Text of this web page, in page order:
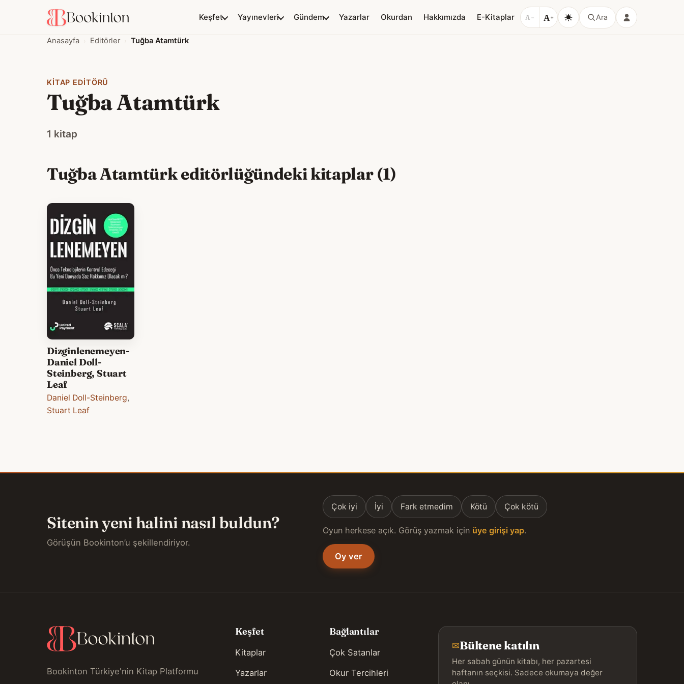
Keşfet Yayınevleri Gündem Yazarlar Okurdan Hakkımızda E-Kitaplar A − A+ Ara
Anasayfa Editörler Tuğba Atamtürk
KITAP EDITÖRÜ
Tuğba Atamtürk
1 kitap
Tuğba Atamtürk editörlüğündeki kitaplar (1)
Dizginlenemeyen-
Daniel Doll-
Steinberg, Stuart
Leaf
Daniel Doll-Steinberg,
Stuart Leaf
Sitenin yeni halini nasıl buldun?
Görüşün Bookinton’u şekillendiriyor.
Çok iyi İyi Fark etmedim Kötü Çok kötü
Oyun herkese açık. Görüş yazmak için üye girişi yap.
Oy ver
Bookinton Türkiye'nin Kitap Platformu
Keşfet
Kitaplar
Yazarlar
Bağlantılar
Çok Satanlar
Okur Tercihleri
✉Bültene katılın
Her sabah günün kitabı, her pazartesi
haftanın seçkisi. Sadece okumaya değer